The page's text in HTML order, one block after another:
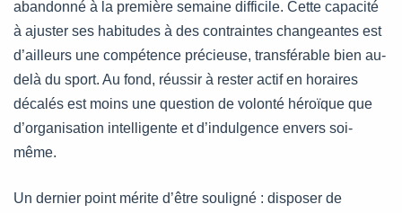
abandonné à la première semaine difficile. Cette capacité
à ajuster ses habitudes à des contraintes changeantes est
d’ailleurs une compétence précieuse, transférable bien au-
delà du sport. Au fond, réussir à rester actif en horaires
décalés est moins une question de volonté héroïque que
d’organisation intelligente et d’indulgence envers soi-
même.
Un dernier point mérite d’être souligné : disposer de